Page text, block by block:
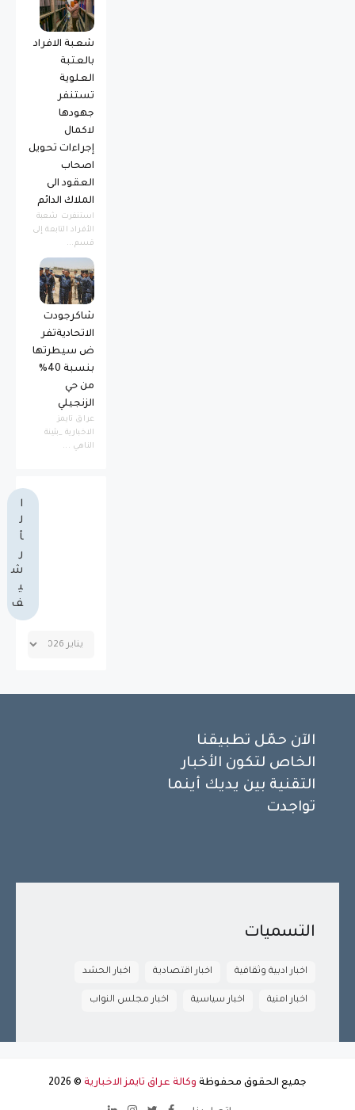
شعبة الافراد
بالعتبة
العلوية
تستنفر
جهودها
لاكمال
إجراءات تحويل
اصحاب
العقود الى
الملاك الدائم
استنفرت شعبة
الأفراد التابعة إلى
قسم...
شاكرجودت
الاتحاديةتفر
ض سيطرتها
بنسبة 40%
من حي
الزنجيلي
عراق تايمز
الاخبارية _بثينة
الناهي ...
ا
ل
أ
ر
ش
ي
ف
الآن حمّل تطبيقنا
الخاص لتكون الأخبار
التقنية بين يديك أينما
تواجدت
التسميات
اخبار ادبية وثقافية اخبار اقتصادية اخبار الحشد
اخبار امنية اخبار سياسية اخبار مجلس النواب
جميع الحقوق محفوظة وكالة عراق تايمز الاخبارية ©
2026